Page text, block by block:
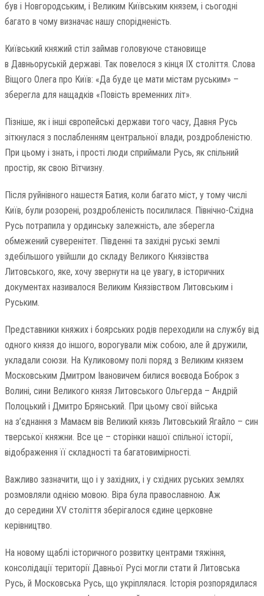
був і Новгородським, і Великим Київським князем, і сьогодні
багато в чому визначає нашу спорідненість.
Київський княжий стіл займав головуюче становище
в Давньоруській державі. Так повелося з кінця ІХ століття. Слова
Віщого Олега про Київ: «Да буде це мати містам руським» –
зберегла для нащадків «Повість временних літ».
Пізніше, як і інші європейські держави того часу, Давня Русь
зіткнулася з послабленням центральної влади, роздробленістю.
При цьому і знать, і прості люди сприймали Русь, як спільний
простір, як свою Вітчизну.
Після руйнівного нашестя Батия, коли багато міст, у тому числі
Київ, були розорені, роздробленість посилилася. Північно-Східна
Русь потрапила у ординську залежність, але зберегла
обмежений суверенітет. Південні та західні руські землі
здебільшого увійшли до складу Великого Князівства
Литовського, яке, хочу звернути на це увагу, в історичних
документах називалося Великим Князівством Литовським і
Руським.
Представники княжих і боярських родів переходили на службу від
одного князя до іншого, ворогували між собою, але й дружили,
укладали союзи. На Куликовому полі поряд з Великим князем
Московським Дмитром Івановичем билися воєвода Боброк з
Волині, сини Великого князя Литовського Ольгерда – Андрій
Полоцький і Дмитро Брянський. При цьому свої війська
на з’єднання з Мамаєм вів Великий князь Литовський Ягайло – син
тверської княжни. Все це – сторінки нашої спільної історії,
відображення її складності та багатовимірності.
Важливо зазначити, що і у західних, і у східних руських землях
розмовляли однією мовою. Віра була православною. Аж
до середини XV століття зберігалося єдине церковне
керівництво.
На новому щаблі історичного розвитку центрами тяжіння,
консолідації території Давньої Русі могли стати й Литовська
Русь, й Московська Русь, що укріплялася. Історія розпорядилася